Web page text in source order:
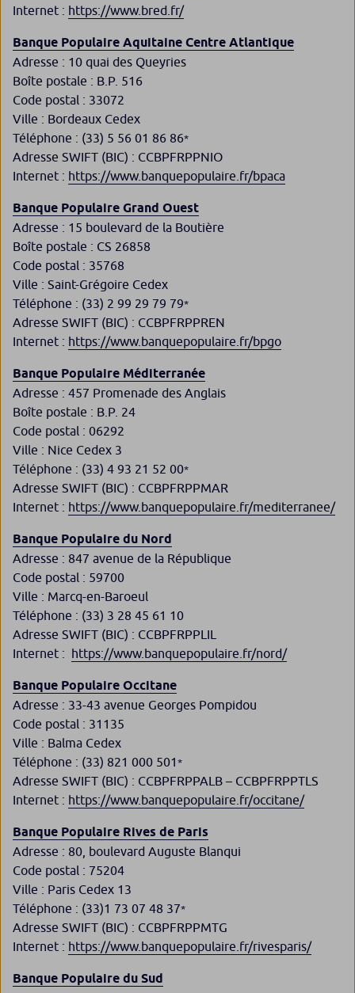
Internet : https://www.bred.fr/
Banque Populaire Aquitaine Centre Atlantique
Adresse : 10 quai des Queyries
Boîte postale : B.P. 516
Code postal : 33072
Ville : Bordeaux Cedex
Téléphone : (33) 5 56 01 86 86*
Adresse SWIFT (BIC) : CCBPFRPPNIO
Internet : https://www.banquepopulaire.fr/bpaca
Banque Populaire Grand Ouest
Adresse : 15 boulevard de la Boutière
Boîte postale : CS 26858
Code postal : 35768
Ville : Saint-Grégoire Cedex
Téléphone : (33) 2 99 29 79 79*
Adresse SWIFT (BIC) : CCBPFRPPREN
Internet : https://www.banquepopulaire.fr/bpgo
Banque Populaire Méditerranée
Adresse : 457 Promenade des Anglais
Boîte postale : B.P. 24
Code postal : 06292
Ville : Nice Cedex 3
Téléphone : (33) 4 93 21 52 00*
Adresse SWIFT (BIC) : CCBPFRPPMAR
Internet : https://www.banquepopulaire.fr/mediterranee/
Banque Populaire du Nord
Adresse : 847 avenue de la République
Code postal : 59700
Ville : Marcq-en-Baroeul
Téléphone : (33) 3 28 45 61 10
Adresse SWIFT (BIC) : CCBPFRPPLIL
Internet : ​ https://www.banquepopulaire.fr/nord/
Banque Populaire Occitane
Adresse :​ 33-43 avenue Georges Pompidou
Code postal : 31135
Ville : Balma Cedex
Téléphone : (33) 821 000 501*
Adresse SWIFT (BIC) : CCBPFRPPALB – CCBPFRPPTLS
Internet : https://www.banquepopulaire.fr/occitane/
Banque Populaire Rives de Paris
Adresse : 80, boulevard Auguste Blanqui
Code postal : 75204
Ville : Paris Cedex 13
Téléphone : (33)1 73 07 48 37*
Adresse SWIFT (BIC) : CCBPFRPPMTG
Internet : https://www.banquepopulaire.fr/rivesparis/
Banque Populaire du Sud